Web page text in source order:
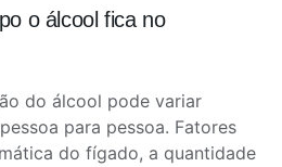
o álcool fica no
do álcool pode variar
para pessoa. Fatores
do fígado, a quantidade